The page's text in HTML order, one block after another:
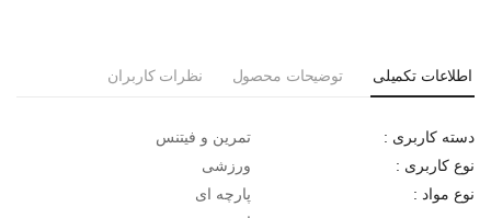
اطلاعات تکمیلی توضیحات محصول نظرات کاربران
دسته کاربری : تمرین و فیتنس
نوع کاربری : ورزشی
نوع مواد : پارچه ای